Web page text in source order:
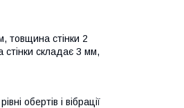
товщина стінки 2
складає 3 мм,
обертів і вібрації